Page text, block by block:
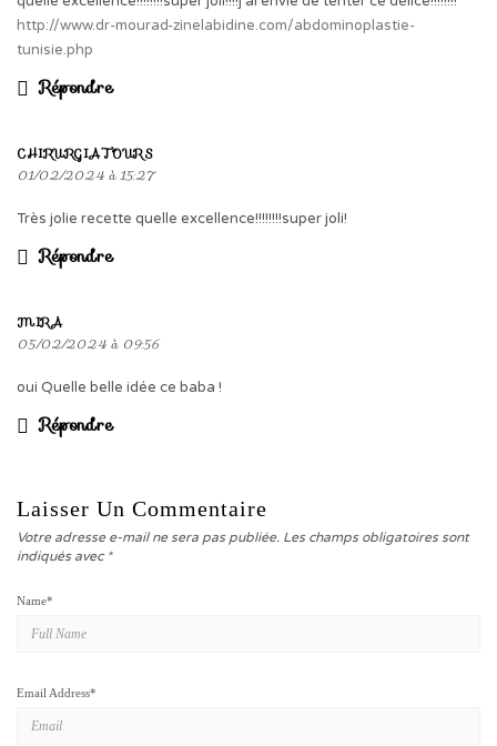
http://www.dr-mourad-zinelabidine.com/abdominoplastie-
tunisie.php
Répondre
CHIRURGIATOURS
01/02/2024 à 15:27
Très jolie recette quelle excellence!!!!!!!!super joli!
Répondre
MIRA
05/02/2024 à 09:56
oui Quelle belle idée ce baba !
Répondre
Laisser Un Commentaire
Votre adresse e-mail ne sera pas publiée. Les champs obligatoires sont
indiqués avec *
Name*
Email Address*